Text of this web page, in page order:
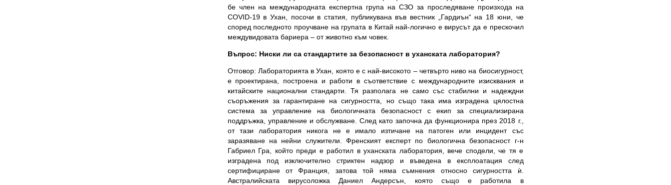
бе член на международната експертна група на СЗО за проследяване произхода на
COVID-19 в Ухан, посочи в статия, публикувана във вестник „Гардиън“ на 18 юни, че
според последното проучване на групата в Китай най-логично е вирусът да е прескочил
междувидовата бариера – от животно към човек.
Въпрос: Ниски ли са стандартите за безопасност в уханската лаборатория?
Отговор: Лабораторията в Ухан, която е с най-високото – четвърто ниво на биосигурност,
е проектирана, построена и работи в съответствие с международните изисквания и
китайските национални стандарти. Тя разполага не само със стабилни и надеждни
съоръжения за гарантиране на сигурността, но също така има изградена цялостна
система за управление на биологичната безопасност с екип за специализирана
поддръжка, управление и обслужване. След като започна да функционира през 2018 г.,
от тази лаборатория никога не е имало изтичане на патоген или инцидент със
заразяване на нейни служители. Френският експерт по биологична безопасност г-н
Габриел Гра, който преди е работил в уханската лаборатория, вече сподели, че тя е
изградена под изключително стриктен надзор и въведена в експлоатация след
сертифициране от Франция, затова той няма съмнения относно сигурността ѝ.
Австралийската вирусоложка Даниел Андерсън, която също е работила в